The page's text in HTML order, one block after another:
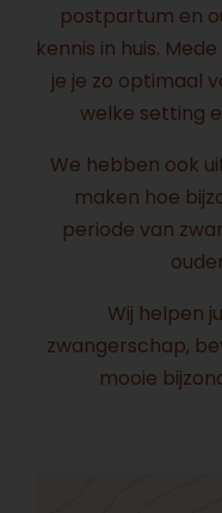
postpartum en
kennis in huis.
je je zo optimaal
welke setting
We hebben ook
maken hoe
periode van
Wij helpen
zwangerschap,
mooie